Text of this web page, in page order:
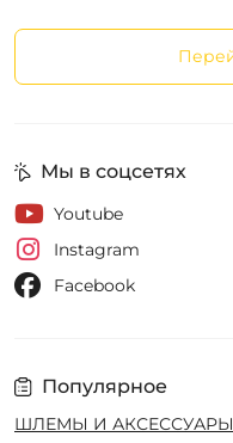
Популярное
ШЛЕМЫ И АКСЕССУАРЫ
Мы в соцсетях
Youtube
Instagram
Facebook